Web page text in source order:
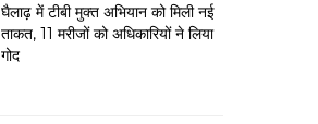
घैलाढ़ में टीबी मुक्त अभियान को मिली नई
ताकत, 11 मरीजों को अधिकारियों ने लिया
गोद